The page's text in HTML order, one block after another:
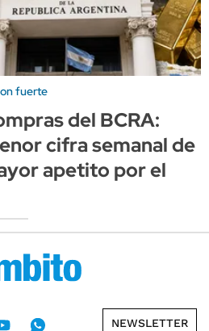
fuerte
del BCRA:
cifra semanal de
apetito por el
NEWSLETTER